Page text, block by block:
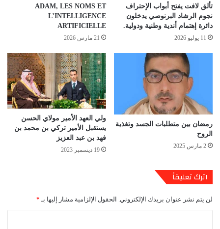
تألق لافت يفتح أبواب الإحتراف
نجوم الرشاد البرنوصي يدخلون
دائرة إهتمام أندية وطنية ودولية.
11 يوليو 2026
ADAM, LES NOMS ET
L’INTELLIGENCE
ARTIFICIELLE
21 مارس 2026
رمضان بين متطلبات الجسد وتغذية
الروح
2 مارس 2025
ولي العهد الأمير مولاي الحسن
يستقبل الأمير تركي بن محمد بن
فهد بن عبد العزيز
19 ديسمبر 2023
اترك تعليقاً
لن يتم نشر عنوان بريدك الإلكتروني. الحقول الإلزامية مشار إليها بـ *